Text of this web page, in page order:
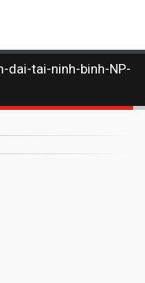
dai-tai-ninh-binh-NP-